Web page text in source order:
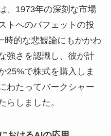
、1973年の深刻な市場
トへのバフェットの投
時的な悲観論にもかかわ
強さを認識し、彼が計
25%で株式を購入しま
わたってバークシャー
らしました。